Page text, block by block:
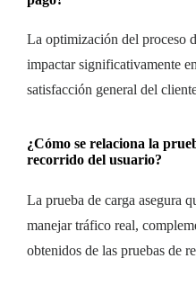
La optimización del proceso
impactar significativamente
satisfacción general del
¿Cómo se relaciona la
recorrido del usuario?
La prueba de carga asegura
manejar tráfico real,
obtenidos de las pruebas de